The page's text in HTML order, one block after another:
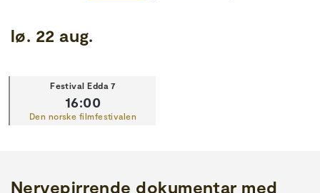
lø. 22 aug.
Festival Edda 7
16:00
Den norske filmfestivalen
Nervepirrende dokumentar med